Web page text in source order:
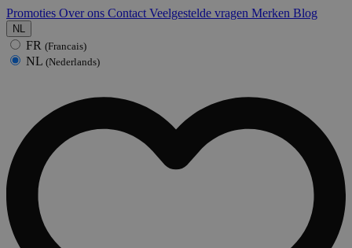
Promoties Over ons Contact Veelgestelde vragen Merken Blog
NL
FR (Francais)
NL (Nederlands)